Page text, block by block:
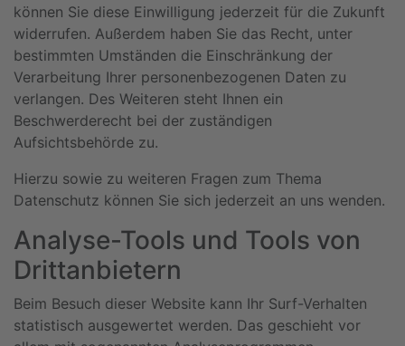
können Sie diese Einwilligung jederzeit für die Zukunft
widerrufen. Außerdem haben Sie das Recht, unter
bestimmten Umständen die Einschränkung der
Verarbeitung Ihrer personenbezogenen Daten zu
verlangen. Des Weiteren steht Ihnen ein
Beschwerderecht bei der zuständigen
Aufsichtsbehörde zu.
Hierzu sowie zu weiteren Fragen zum Thema
Datenschutz können Sie sich jederzeit an uns wenden.
Analyse-Tools und Tools von
Dritt­anbietern
Beim Besuch dieser Website kann Ihr Surf-Verhalten
statistisch ausgewertet werden. Das geschieht vor